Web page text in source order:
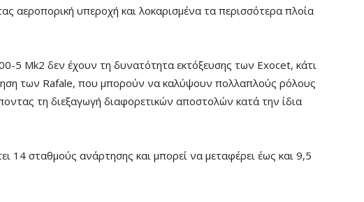
αεροπορική υπεροχή και λοκαρισμένα τα περισσότερα πλοία
5 Mk2 δεν έχουν τη δυνατότητα εκτόξευσης των Exocet, κάτι
των Rafale, που μπορούν να καλύψουν πολλαπλούς ρόλους
τη διεξαγωγή διαφορετικών αποστολών κατά την ίδια
14 σταθμούς ανάρτησης και μπορεί να μεταφέρει έως και 9,5